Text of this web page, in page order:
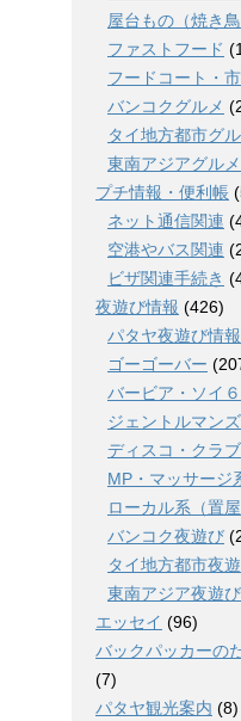
屋台もの（焼き
ファストフード
フードコート・
バンコクグルメ
タイ地方都市グ
東南アジアグルメ
プチ情報・便利帳
ネット通信関連
空港やバス関連
ビザ関連手続き
夜遊び情報 (426)
パタヤ夜遊び情
ゴーゴーバー
バービア・ソイ６
ジェントルマン
ディスコ・クラブ
MP・マッサージ
ローカル系（置屋
バンコク夜遊び
タイ地方都市夜
東南アジア夜遊
エッセイ (96)
バックパッカーの
(7)
パタヤ観光案内 (8)